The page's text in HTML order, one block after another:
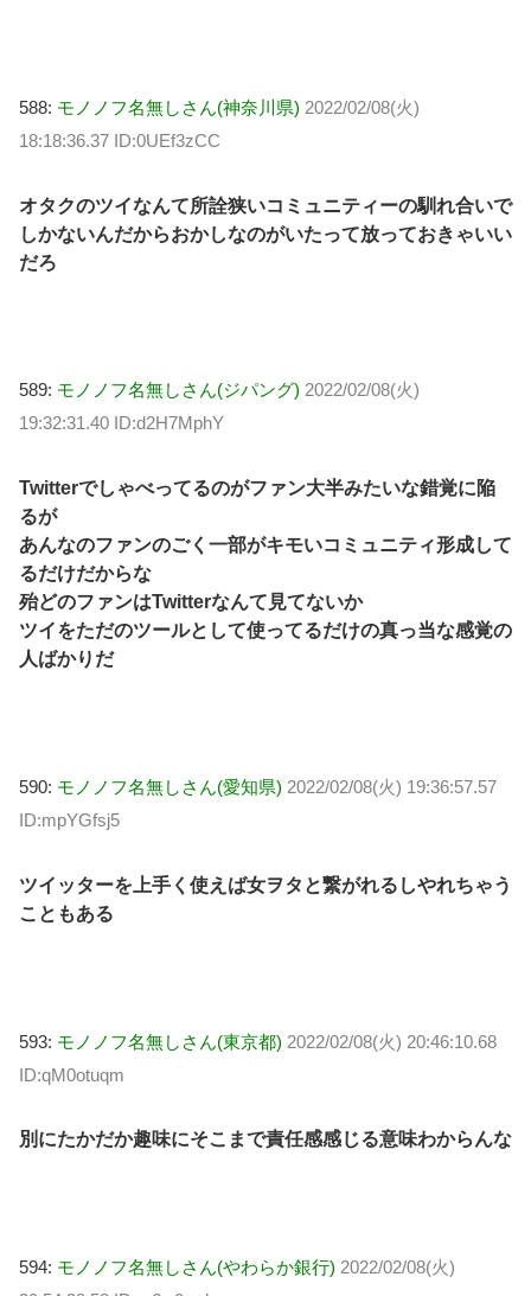
588: モノノフ名無しさん(神奈川県) 2022/02/08(火)
18:18:36.37 ID:0UEf3zCC
オタクのツイなんて所詮狭いコミュニティーの馴れ合いで
しかないんだからおかしなのがいたって放っておきゃいい
だろ
589: モノノフ名無しさん(ジパング) 2022/02/08(火)
19:32:31.40 ID:d2H7MphY
Twitterでしゃべってるのがファン大半みたいな錯覚に陥
るが
あんなのファンのごく一部がキモいコミュニティ形成して
るだけだからな
殆どのファンはTwitterなんて見てないか
ツイをただのツールとして使ってるだけの真っ当な感覚の
人ばかりだ
590: モノノフ名無しさん(愛知県) 2022/02/08(火) 19:36:57.57
ID:mpYGfsj5
ツイッターを上手く使えば女ヲタと繋がれるしやれちゃう
こともある
593: モノノフ名無しさん(東京都) 2022/02/08(火) 20:46:10.68
ID:qM0otuqm
別にたかだか趣味にそこまで責任感感じる意味わからんな
594: モノノフ名無しさん(やわらか銀行) 2022/02/08(火)